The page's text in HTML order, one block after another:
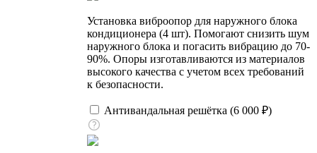
Установка виброопор для наружного блока
кондиционера (4 шт). Помогают снизить шум
наружного блока и погасить вибрацию до 70-
90%. Опоры изготавливаются из материалов
высокого качества с учетом всех требований
к безопасности.
Антивандальная решётка (6 000 ₽)